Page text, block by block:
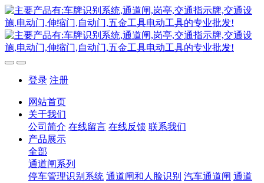
登录 注册
网站首页
关于我们
公司简介 在线留言 在线反馈 联系我们
产品展示
全部
通道闸系列
停车管理识别系统 通道闸和人脸识别 汽车通道闸 通道